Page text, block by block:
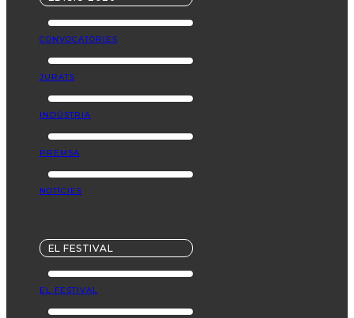
CONVOCATÒRIES
JURATS
INDÚSTRIA
PREMSA
NOTÍCIES
EL FESTIVAL
EL FESTIVAL